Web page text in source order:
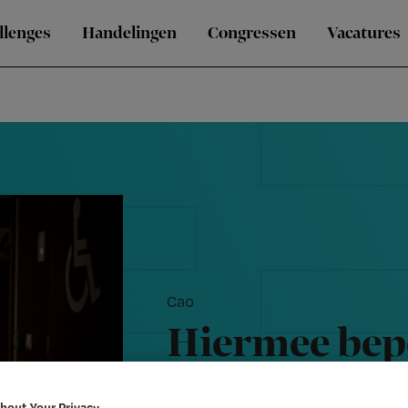
Handelingen Congressen Vacatures
Cao
Hiermee
van de